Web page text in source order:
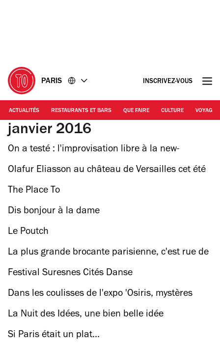
PARIS INSCRIVEZ-VOUS
ACTUALITÉS RESTAURANTS ET BARS QUE FAIRE CULTURE VOYAGE
janvier 2016
On a testé : l'improvisation libre à la new-
yorkaise
Olafur Eliasson au château de Versailles cet été
The Place To
Dis bonjour à la dame
Le Poutch
La plus grande brocante parisienne, c'est rue de
Bretagne ce week-end
Festival Suresnes Cités Danse
Dans les coulisses de l'expo 'Osiris, mystères
engloutis d'Egypte'
La Nuit des Idées, une bien belle idée
Si Paris était un plat...